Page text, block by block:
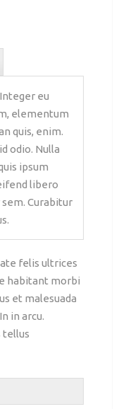
eu
elementum
quis, enim.
odio. Nulla
ipsum
libero
Curabitur
felis ultrices
habitant morbi
et malesuada
in arcu.
tellus